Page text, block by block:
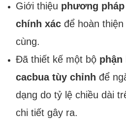
Giới thiệu phương
chính xácđể hoàn thiện
cùng.
Đã thiết kế một bộ phận
cacbua tùy chỉnh để
dạng do tỷ lệ chiều dài
chi tiết gây ra.